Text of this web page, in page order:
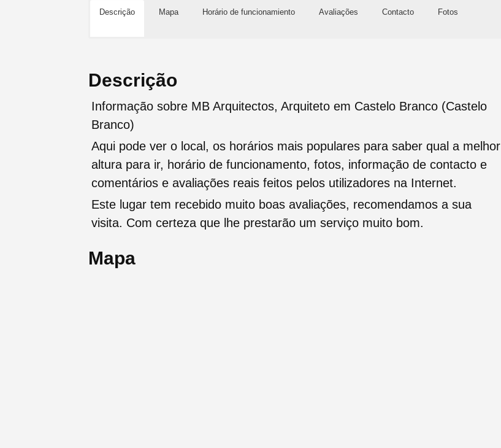
Descrição Mapa Horário de funcionamiento Avaliações Contacto Fotos
Descrição
Informação sobre MB Arquitectos, Arquiteto em Castelo Branco (Castelo
Branco)
Aqui pode ver o local, os horários mais populares para saber qual a melhor
altura para ir, horário de funcionamento, fotos, informação de contacto e
comentários e avaliações reais feitos pelos utilizadores na Internet.
Este lugar tem recebido muito boas avaliações, recomendamos a sua
visita. Com certeza que lhe prestarão um serviço muito bom.
Mapa